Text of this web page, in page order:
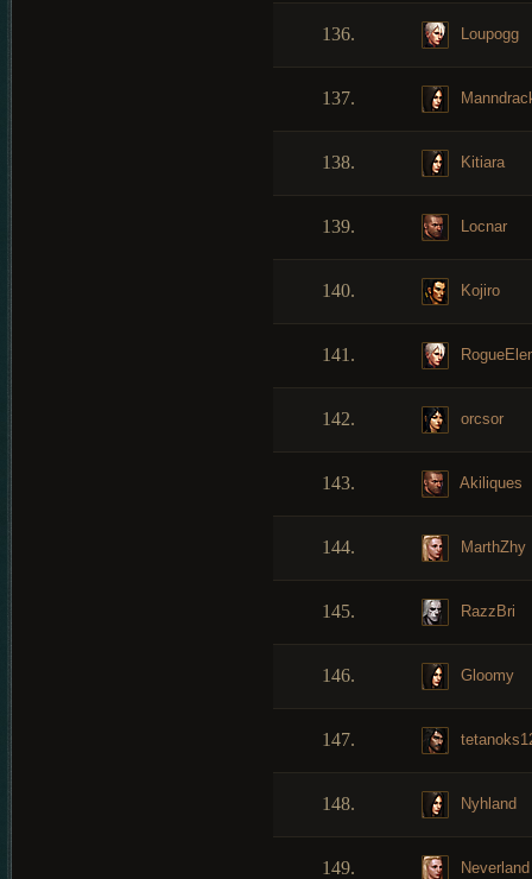
136. Loupogg
137.
138. Kitiara
139. Locnar
140. Kojiro
141.
142. orcsor
143. Akiliques
144. MarthZhy
145. RazzBri
146. Gloomy
147.
148. Nyhland
149. Neverland